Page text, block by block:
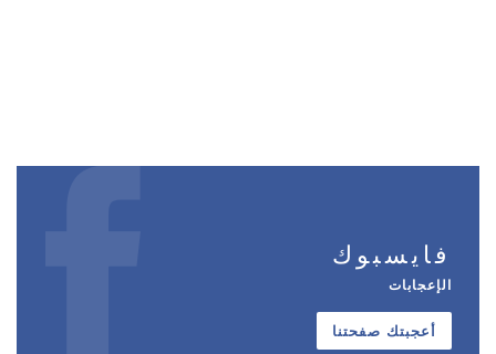
فايسبوك
الإعجابات
أعجبتك صفحتنا